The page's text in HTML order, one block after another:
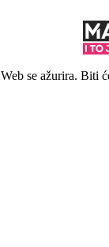
Web se ažurira. Biti